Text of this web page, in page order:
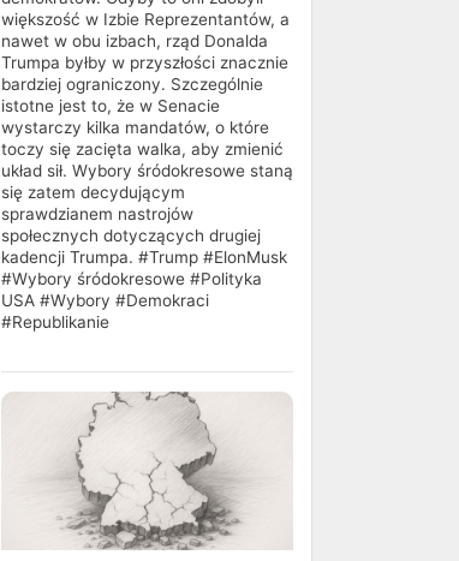
większość w Izbie Reprezentantów, a
nawet w obu izbach, rząd Donalda
Trumpa byłby w przyszłości znacznie
bardziej ograniczony. Szczególnie
istotne jest to, że w Senacie
wystarczy kilka mandatów, o które
toczy się zacięta walka, aby zmienić
układ sił. Wybory śródokresowe staną
się zatem decydującym
sprawdzianem nastrojów
społecznych dotyczących drugiej
kadencji Trumpa. #Trump #ElonMusk
#Wybory śródokresowe #Polityka
USA #Wybory #Demokraci
#Republikanie